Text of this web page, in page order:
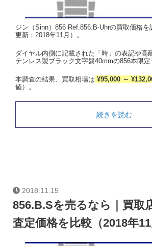
ジン（Sinn）856 Ref.856.B-Uhrの買取価格
更新：2018年11月）。
ダイヤル内側に記載された「時」の表記や高
テンレス製ブラック文字盤40mmの856本限定
本調査の結果、買取相場は ¥95,000 ～
値）。
続きを読む
2018.11.15
856.B.Sを売るなら｜買取
査定価格を比較（2018年11